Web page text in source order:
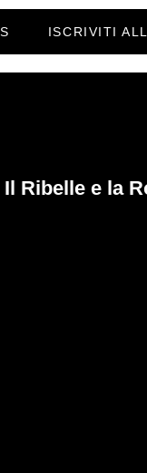
ISCRIVITI
Ribelle e la